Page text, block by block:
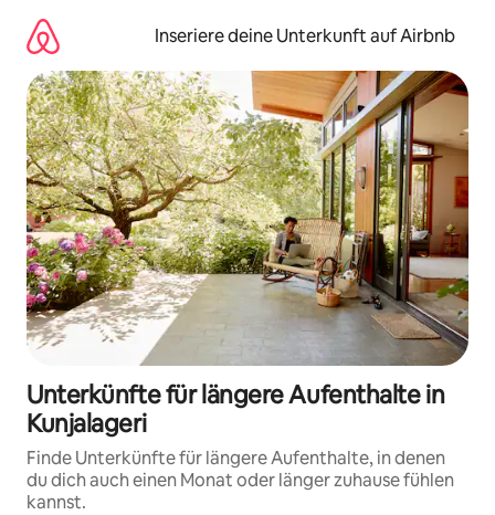
Inhalten
springen
Inseriere deine Unterkunft auf Airbnb
Unterkünfte für längere Aufenthalte in
Kunjalageri
Finde Unterkünfte für längere Aufenthalte, in denen
du dich auch einen Monat oder länger zuhause fühlen
kannst.